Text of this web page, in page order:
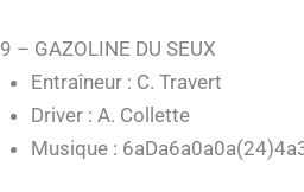
9 – GAZOLINE DU SEUX
Entraîneur : C. Travert
Driver : A. Collette
Musique :